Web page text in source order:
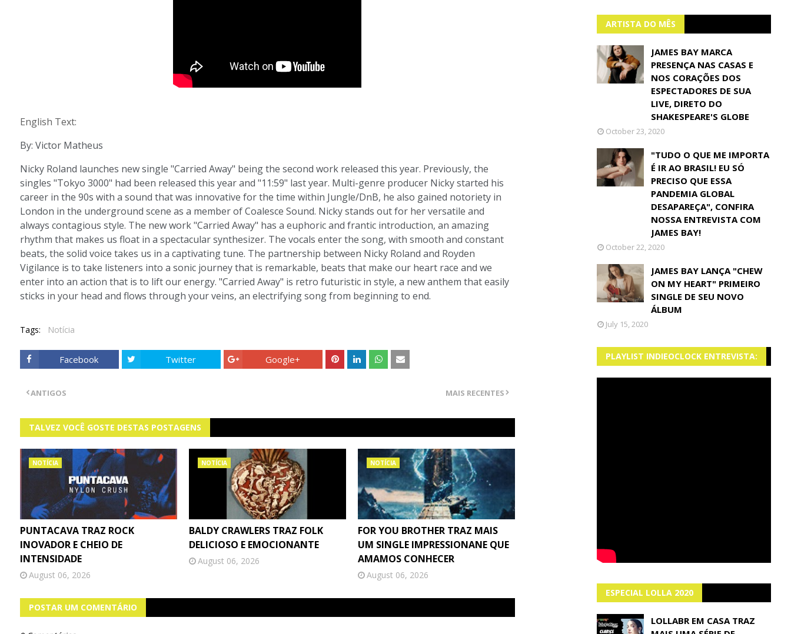
English Text:
By: Victor Matheus
Nicky Roland launches new single "Carried Away" being the second work released this year. Previously, the
singles "Tokyo 3000" had been released this year and "11:59" last year. Multi-genre producer Nicky started his
career in the 90s with a sound that was innovative for the time within Jungle/DnB, he also gained notoriety in
London in the underground scene as a member of Coalesce Sound. Nicky stands out for her versatile and
always contagious style. The new work "Carried Away" has a euphoric and frantic introduction, an amazing
rhythm that makes us float in a spectacular synthesizer. The vocals enter the song, with smooth and constant
beats, the solid voice takes us in a captivating tune. The partnership between Nicky Roland and Royden
Vigilance is to take listeners into a sonic journey that is remarkable, beats that make our heart race and we
enter into an action that is to lift our energy. "Carried Away" is retro futuristic in style, a new anthem that easily
sticks in your head and flows through your veins, an electrifying song from beginning to end.
Tags: Notícia
Facebook Twitter Google+
MAIS RECENTES
ANTIGOS
TALVEZ VOCÊ GOSTE DESTAS POSTAGENS
NOTÍCIA
PUNTACAVA TRAZ ROCK
INOVADOR E CHEIO DE
INTENSIDADE
August 06, 2026
NOTÍCIA
BALDY CRAWLERS TRAZ FOLK
DELICIOSO E EMOCIONANTE
August 06, 2026
NOTÍCIA
FOR YOU BROTHER TRAZ MAIS
UM SINGLE IMPRESSIONANE QUE
AMAMOS CONHECER
August 06, 2026
POSTAR UM COMENTÁRIO
ARTISTA DO MÊS
JAMES BAY MARCA
PRESENÇA NAS CASAS E
NOS CORAÇÕES DOS
ESPECTADORES DE SUA
LIVE, DIRETO DO
SHAKESPEARE'S GLOBE
October 23, 2020
"TUDO O QUE ME IMPORTA
É IR AO BRASIL! EU SÓ
PRECISO QUE ESSA
PANDEMIA GLOBAL
DESAPAREÇA", CONFIRA
NOSSA ENTREVISTA COM
JAMES BAY!
October 22, 2020
JAMES BAY LANÇA "CHEW
ON MY HEART" PRIMEIRO
SINGLE DE SEU NOVO
ÁLBUM
July 15, 2020
PLAYLIST INDIEOCLOCK ENTREVISTA:
ESPECIAL LOLLA 2020
LOLLABR EM CASA TRAZ